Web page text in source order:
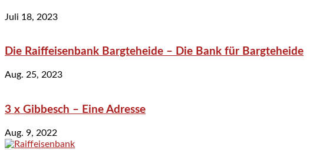
Juli 18, 2023
Die Raiffeisenbank Bargteheide – Die Bank für Bargteheide
Aug. 25, 2023
3 x Gibbesch – Eine Adresse
Aug. 9, 2022